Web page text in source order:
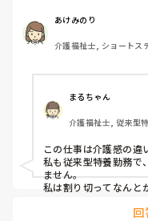
（夜勤者）とか平気で
夜勤は1人夜勤です。そ
したけども、どちらも
惧してます。夜間はた
連れて行けばいい？寝
ので人員が少ないため
であれば夜勤も外すが
出勤日は誰かがどうに
出勤するのが苦痛にな
あけみのり
介護福祉士, ショートス
まるちゃん
介護福祉士, 従来型
この仕事は介護感の違
私も従来型特養勤務で
ません。
私は割り切ってなんと
回